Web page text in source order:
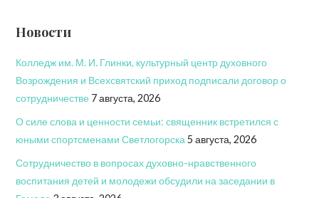
Новости
Колледж им. М. И. Глинки, культурный центр духовного
Возрождения и Всехсвятский приход подписали договор о
сотрудничестве 7 августа, 2026
О силе слова и ценности семьи: священник встретился с
юными спортсменами Светлогорска 5 августа, 2026
Сотрудничество в вопросах духовно-нравственного
воспитания детей и молодежи обсудили на заседании в